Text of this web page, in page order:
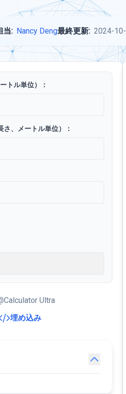
当: Nancy Deng最終更新: 2024-
トル単位）：
、メートル単位）：
Ultra
埋め込み